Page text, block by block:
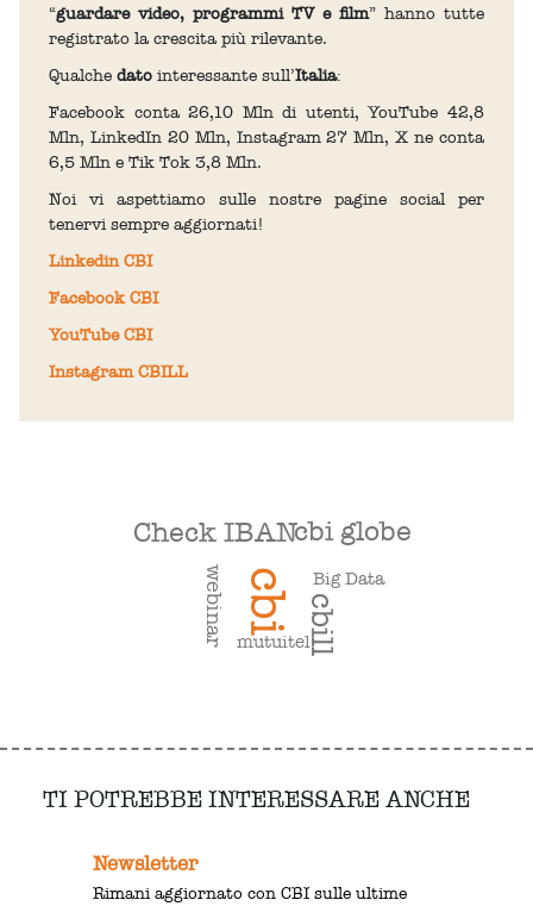
“guardare video, programmi TV e film” hanno tutte
registrato la crescita più rilevante.
Qualche dato interessante sull’Italia:
Facebook conta 26,10 Mln di utenti, YouTube 42,8
Mln, LinkedIn 20 Mln, Instagram 27 Mln, X ne conta
6,5 Mln e Tik Tok 3,8 Mln.
Noi vi aspettiamo sulle nostre pagine social per
tenervi sempre aggiornati!
Linkedin CBI
Facebook CBI
YouTube CBI
Instagram CBILL
cbi cbill
cbi globe
Check IBAN
webinar mutuitel
Big Data
TI POTREBBE INTERESSARE ANCHE
Newsletter
Rimani aggiornato con CBI sulle ultime